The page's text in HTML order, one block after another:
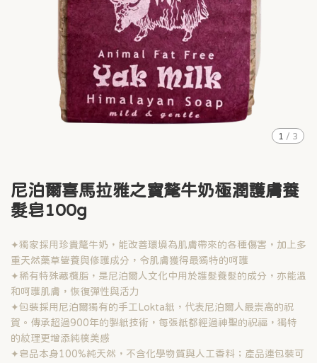
1 / 3
尼泊爾喜馬拉雅之寶氂牛奶極潤護膚養
髮皂100g
✦獨家採用珍貴氂牛奶，能改善環境為肌膚帶來的各種傷害，加上多
重天然藥草營養與修護成分，令肌膚獲得最獨特的呵護
✦稀有特殊藏欖脂，是尼泊爾人文化中用於護髮養髮的成分，亦能溫
和呵護肌膚，恢復彈性與活力
✦包裝採用尼泊爾獨有的手工Lokta紙，代表尼泊爾人最崇高的祝
賀。傳承超過900年的製紙技術，每張紙都經過神聖的祝福，獨特
的紋理更增添純樸美感
✦皂品本身100%純天然，不含化學物質與人工香料；產品連包裝可